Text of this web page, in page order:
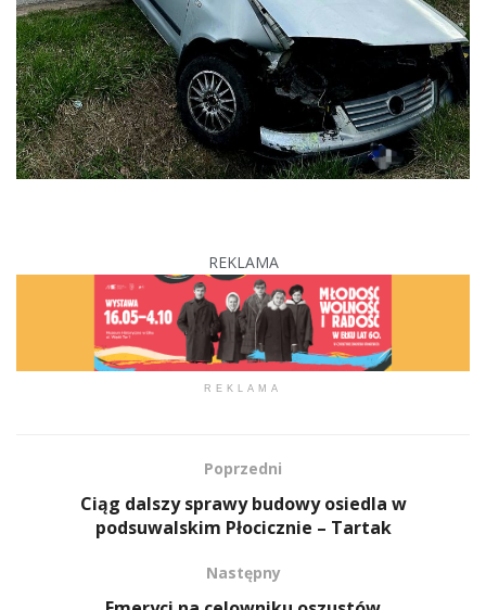
REKLAMA
REKLAMA
Poprzedni
Ciąg dalszy sprawy budowy osiedla w
podsuwalskim Płocicznie – Tartak
Następny